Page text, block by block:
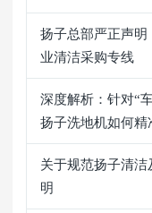
扬子总部严正声
业清洁采购专线
深度解析：针对“
扬子洗地机如何精
关于规范扬子清
明